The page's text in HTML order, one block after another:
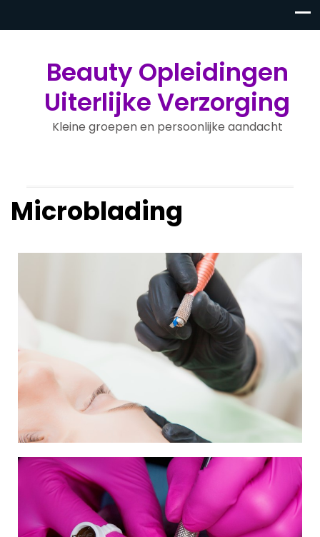
Beauty Opleidingen
Uiterlijke Verzorging
Kleine groepen en persoonlijke aandacht
Microblading